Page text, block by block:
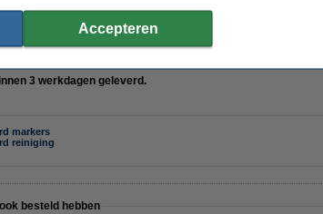
3 werkdagen geleverd.
markers
reiniging
besteld hebben
Accepteren